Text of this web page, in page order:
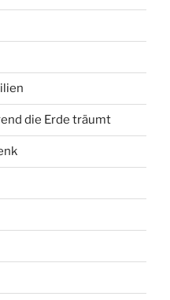
die Erde träumt